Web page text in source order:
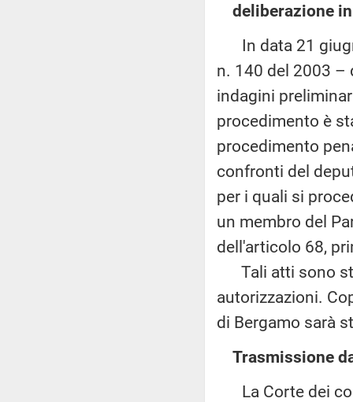
deliberazione
In data 21
n. 140 del 2003 –
indagini
procedimento è
procedimento
confronti del
per i quali si
un membro del
dell'articolo 68,
Tali atti sono
autorizzazioni.
di Bergamo sarà
Trasmissione
La Corte dei